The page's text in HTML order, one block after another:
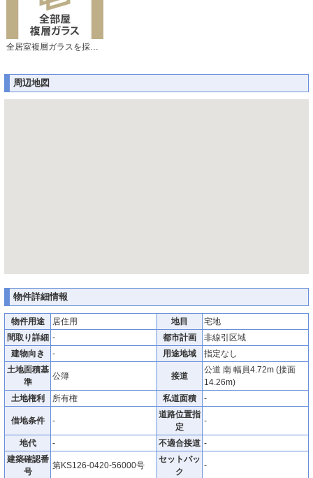
全居室複層ガラスを採用しています。
周辺地図
物件詳細情報
物件用途 居住用 地目
宅地
間取り詳細 - 都市計画
非線引区域
建物向き
- 用途地域
指定なし
土地面積基
準
公簿 接道
公道 南 幅員4.72m (接面
14.26m)
土地権利
所有権 私道面積 -
借地条件 -
道路位置指
定
-
地代 - 不適合接道 -
建築確認番
号
第KS126-0420-56000号
セットバッ
ク
-